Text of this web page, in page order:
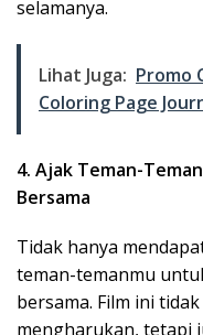
selamanya.
Lihat Juga: Promo
Coloring Page
4. Ajak Teman-
Bersama
Tidak hanya
teman-temanmu
bersama. Film ini
mengharukan, tetapi